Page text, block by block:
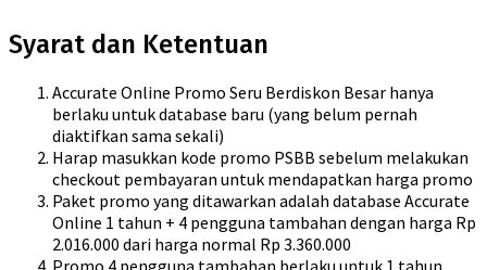
Syarat dan Ketentuan
Accurate Online Promo Seru Berdiskon Besar hanya
berlaku untuk database baru (yang belum pernah
diaktifkan sama sekali)
Harap masukkan kode promo PSBB sebelum melakukan
checkout pembayaran untuk mendapatkan harga promo
Paket promo yang ditawarkan adalah database Accurate
Online 1 tahun + 4 pengguna tambahan dengan harga Rp
2.016.000 dari harga normal Rp 3.360.000
Promo 4 pengguna tambahan berlaku untuk 1 tahun